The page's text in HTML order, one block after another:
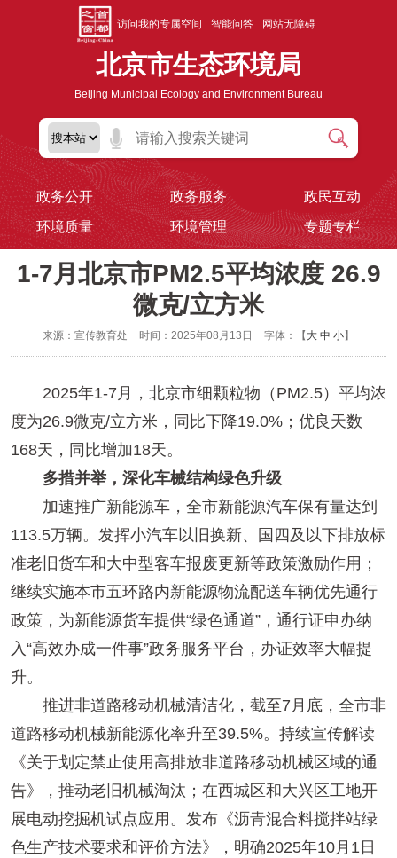
访问我的专属空间 智能问答 网站无障碍
北京市生态环境局
Beijing Municipal Ecology and Environment Bureau
政务公开 政务服务
政民互动
环境质量
环境管理 专题专栏
1-7月北京市PM2.5平均浓度 26.9
微克/立方米
来源：宣传教育处 时间：2025年08月13日 字体：【 大 中 小】
2025年1-7月，北京市细颗粒物（PM2.5）平均浓
度为26.9微克/立方米，同比下降19.0%；优良天数
168天，同比增加18天。
多措并举，深化车械结构绿色升级
加速推广新能源车，全市新能源汽车保有量达到
113.5万辆。发挥小汽车以旧换新、国四及以下排放标
准老旧货车和大中型客车报废更新等政策激励作用；
继续实施本市五环路内新能源物流配送车辆优先通行
政策，为新能源货车提供“绿色通道”，通行证申办纳
入“高效办成一件事”政务服务平台，办证效率大幅提
升。
推进非道路移动机械清洁化，截至7月底，全市非
道路移动机械新能源化率升至39.5%。持续宣传解读
《关于划定禁止使用高排放非道路移动机械区域的通
告》，推动老旧机械淘汰；在西城区和大兴区工地开
展电动挖掘机试点应用。发布《沥青混合料搅拌站绿
色生产技术要求和评价方法》，明确2025年10月1日